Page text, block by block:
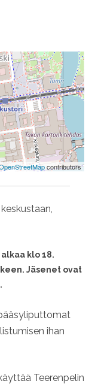
contributors
klo 18.
Jäsenet ovat
ihan
Teerenpelin